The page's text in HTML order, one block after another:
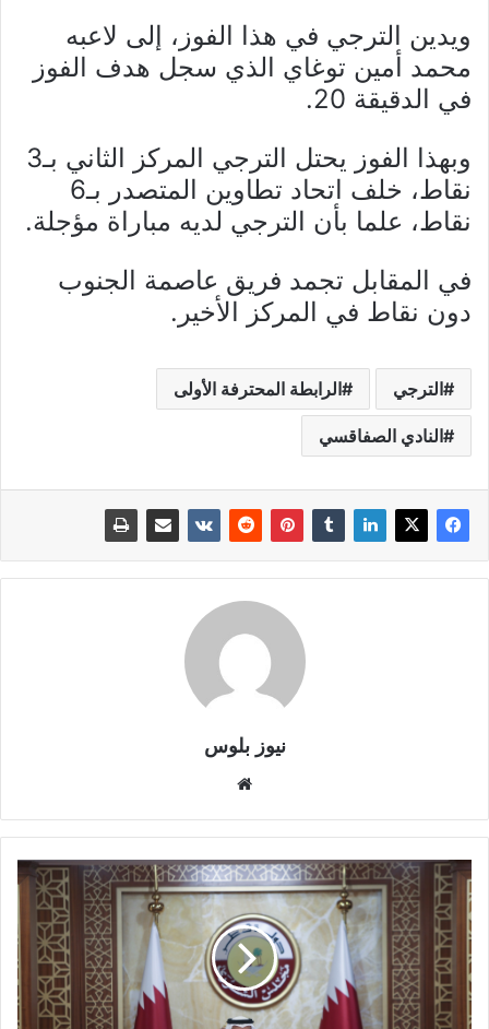
ويدين الترجي في هذا الفوز، إلى لاعبه
محمد أمين توغاي الذي سجل هدف الفوز
في الدقيقة 20.
وبهذا الفوز يحتل الترجي المركز الثاني بـ3
نقاط، خلف اتحاد تطاوين المتصدر بـ6
نقاط، علما بأن الترجي لديه مباراة مؤجلة.
في المقابل تجمد فريق عاصمة الجنوب
دون نقاط في المركز الأخير.
الترجي الرابطة المحترفة الأولى
النادي الصفاقسي
نيوز بلوس